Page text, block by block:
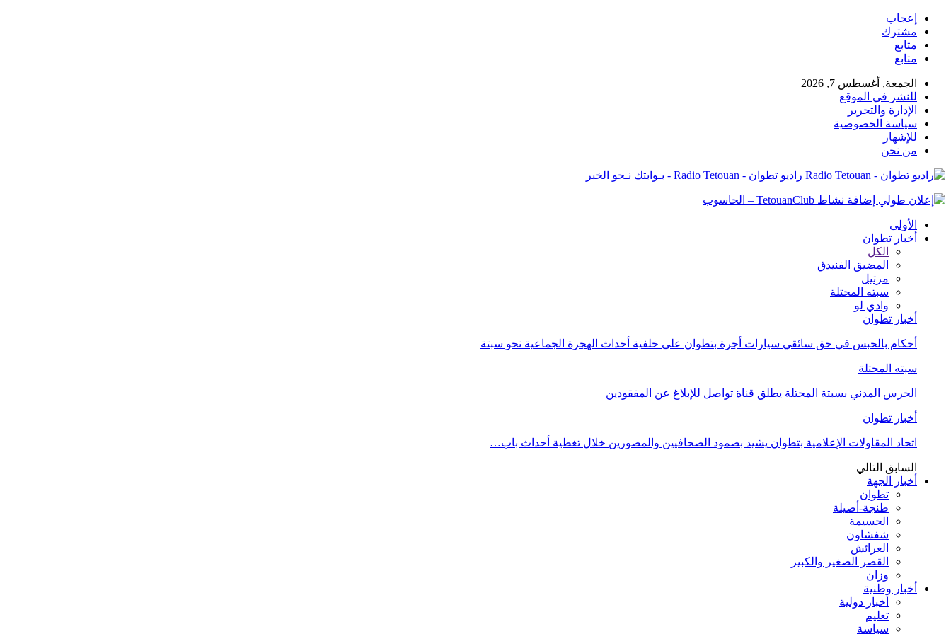
إعجاب
مشترك
متابع
متابع
الجمعة, أغسطس 7, 2026
للنشر في الموقع
الإدارة والتحرير
سياسة الخصوصية
للإشهار
من نحن
راديو تطوان - Radio Tetouan - بـوابتك نـحو الخبر
الأولى
أخبار تطوان
الكل
المضيق الفنيدق
مرتيل
سبته المحتلة
وادي لو
أخبار تطوان
أحكام بالحبس في حق سائقي سيارات أجرة بتطوان على خلفية أحداث الهجرة الجماعية نحو سبتة
سبته المحتلة
الحرس المدني بسبتة المحتلة يطلق قناة تواصل للإبلاغ عن المفقودين
أخبار تطوان
اتحاد المقاولات الإعلامية بتطوان يشيد بصمود الصحافيين والمصورين خلال تغطية أحداث باب…
السابق التالي
أخبار الجهة
تطوان
طنجة-أصيلة
الحسيمة
شفشاون
العرائش
القصر الصغير والكبير
وزان
أخبار وطنية
أخبار دولية
تعليم
سياسة